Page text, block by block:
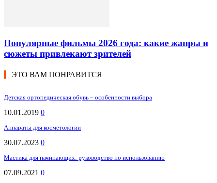
Популярные фильмы 2026 года: какие жанры и
сюжеты привлекают зрителей
ЭТО ВАМ ПОНРАВИТСЯ
Детская ортопедическая обувь – особенности выбора
10.01.2019 0
Аппараты для косметологии
30.07.2023 0
Мастика для начинающих: руководство по использованию
07.09.2021 0